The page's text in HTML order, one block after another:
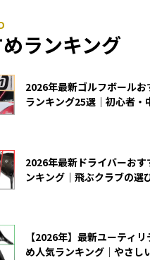
ランキング
2026年最新ゴルフボールお
ランキング25選｜初心者・
2026年最新ドライバーおす
ンキング｜飛ぶクラブの選
【2026年】最新ユーティ
め人気ランキング｜やさし